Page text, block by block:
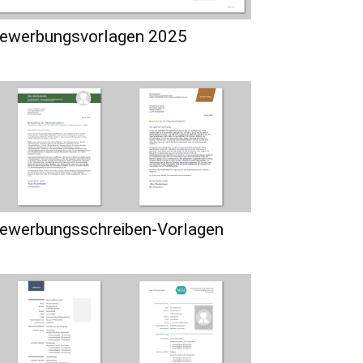
2025
Vorlagen